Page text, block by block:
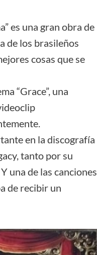
es una gran obra de
de los brasileños
cosas que se
“Grace”, una
en la discografía
tanto por su
una de las canciones
de recibir un